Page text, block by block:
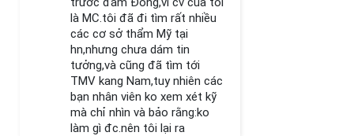
là MC.tôi đã đi tìm rất nhiều
các cơ sở thẩm Mỹ tại
hn,nhưng chưa dám tin
tưởng,và cũng đã tìm tới
TMV kang Nam,tuy nhiên các
bạn nhân viên ko xem xét kỹ
mà chỉ nhìn và bảo rằng:ko
làm gì đc.nên tôi lại ra